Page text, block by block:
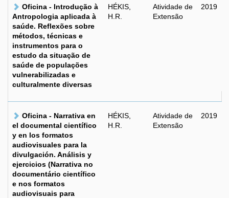
Oficina - Introdução à
Antropologia aplicada à
saúde. Reflexões sobre
métodos, técnicas e
instrumentos para o
estudo da situação de
saúde de populações
vulnerabilizadas e
culturalmente diversas
HÉKIS,
H.R.
Atividade de
Extensão
2019
Oficina - Narrativa en
el documental científico
y en los formatos
audiovisuales para la
divulgación. Análisis y
ejercicios (Narrativa no
documentário científico
e nos formatos
audiovisuais para
HÉKIS,
H.R.
Atividade de
Extensão
2019